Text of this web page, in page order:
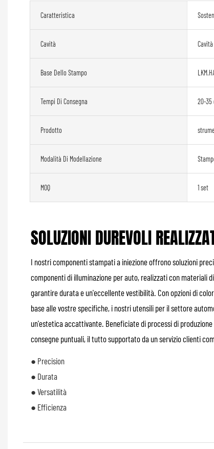
Caratteristica
Cavità
Base Dello Stampo
Tempi Di Consegna 20-35
Prodotto
Modalità Di Modellazione
MOQ 1 set
SOLUZIONI DUREVOLI
I nostri componenti stampati a iniezione offrono soluzioni
componenti di illuminazione per auto, realizzati con materiali
garantire durata e un'eccellente vestibilità. Con opzioni di
base alle vostre specifiche, i nostri utensili per il settore
un'estetica accattivante. Beneficiate di processi di
consegne puntuali, il tutto supportato da un servizio clienti
● Precision
● Durata
● Versatilità
● Efficienza